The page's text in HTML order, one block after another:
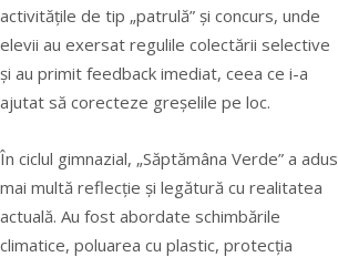
activitățile de tip „patrulă” și concurs, unde
elevii au exersat regulile colectării selective
și au primit feedback imediat, ceea ce i-a
ajutat să corecteze greșelile pe loc.
În ciclul gimnazial, „Săptămâna Verde” a adus
mai multă reflecție și legătură cu realitatea
actuală. Au fost abordate schimbările
climatice, poluarea cu plastic, protecția